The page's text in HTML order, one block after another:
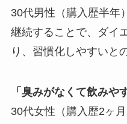
30代男性（購入歴半年）
継続することで、ダイ
り、習慣化しやすいと
「臭みがなくて飲みや
30代女性（購入歴2ヶ月